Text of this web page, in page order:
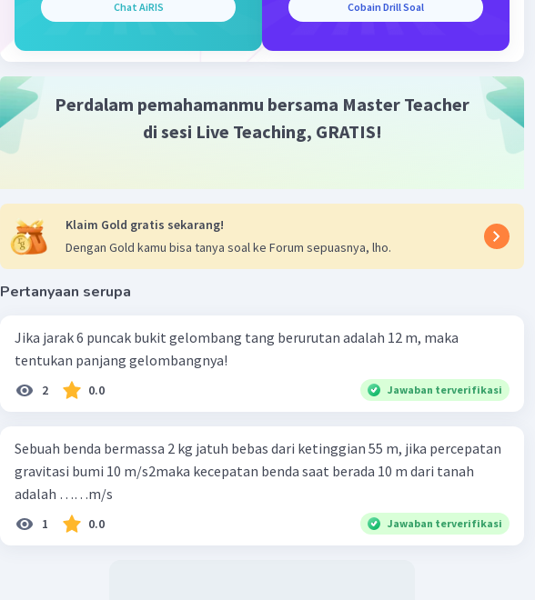
bekerja. Hal ini dapat dilakukan dengan menggunakan alat
kemampuan magnet untuk menarik magnet lain.
Beri Rating
Iklan
Chat AiRIS Cobain Drill Soal
Perdalam pemahamanmu bersama Master Teacher
di sesi Live Teaching, GRATIS!
Klaim Gold gratis sekarang!
Dengan Gold kamu bisa tanya soal ke Forum sepuasnya, lho.
Pertanyaan serupa
Jika jarak 6 puncak bukit gelombang tang berurutan adalah 12 m, maka
tentukan panjang gelombangnya!
2 0.0 Jawaban terverifikasi
Sebuah benda bermassa 2 kg jatuh bebas dari ketinggian 55 m, jika percepatan
gravitasi bumi 10 m/s2maka kecepatan benda saat berada 10 m dari tanah
adalah ……m/s
1 0.0 Jawaban terverifikasi